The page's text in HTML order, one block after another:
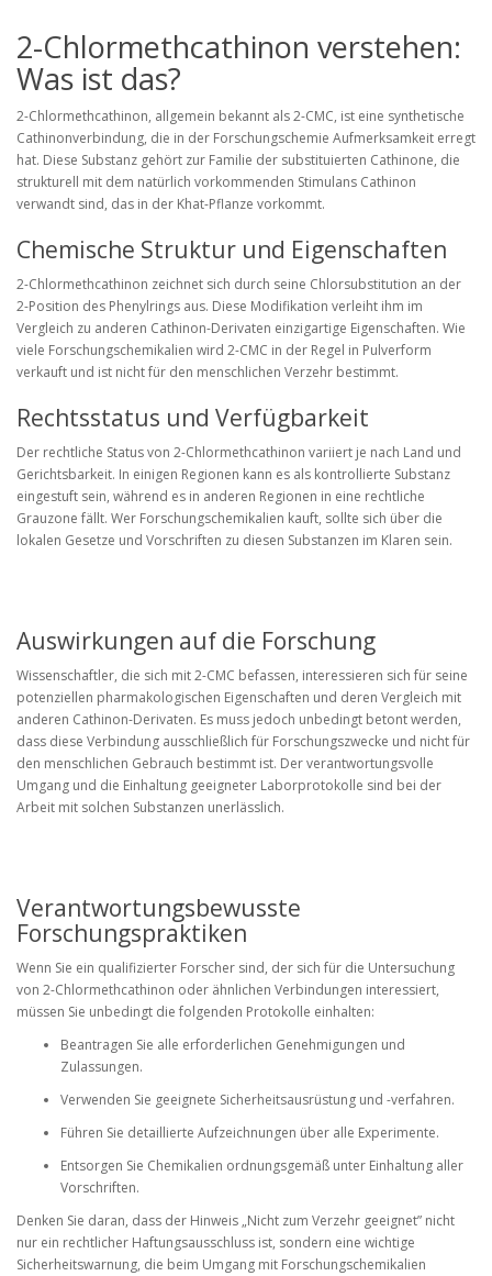
2-Chlormethcathinon verstehen:
Was ist das?
2-Chlormethcathinon, allgemein bekannt als 2-CMC, ist eine synthetische
Cathinonverbindung, die in der Forschungschemie Aufmerksamkeit erregt
hat. Diese Substanz gehört zur Familie der substituierten Cathinone, die
strukturell mit dem natürlich vorkommenden Stimulans Cathinon
verwandt sind, das in der Khat-Pflanze vorkommt.
Chemische Struktur und Eigenschaften
2-Chlormethcathinon zeichnet sich durch seine Chlorsubstitution an der
2-Position des Phenylrings aus. Diese Modifikation verleiht ihm im
Vergleich zu anderen Cathinon-Derivaten einzigartige Eigenschaften. Wie
viele Forschungschemikalien wird 2-CMC in der Regel in Pulverform
verkauft und ist nicht für den menschlichen Verzehr bestimmt.
Rechtsstatus und Verfügbarkeit
Der rechtliche Status von 2-Chlormethcathinon variiert je nach Land und
Gerichtsbarkeit. In einigen Regionen kann es als kontrollierte Substanz
eingestuft sein, während es in anderen Regionen in eine rechtliche
Grauzone fällt. Wer Forschungschemikalien kauft, sollte sich über die
lokalen Gesetze und Vorschriften zu diesen Substanzen im Klaren sein.
Auswirkungen auf die Forschung
Wissenschaftler, die sich mit 2-CMC befassen, interessieren sich für seine
potenziellen pharmakologischen Eigenschaften und deren Vergleich mit
anderen Cathinon-Derivaten. Es muss jedoch unbedingt betont werden,
dass diese Verbindung ausschließlich für Forschungszwecke und nicht für
den menschlichen Gebrauch bestimmt ist. Der verantwortungsvolle
Umgang und die Einhaltung geeigneter Laborprotokolle sind bei der
Arbeit mit solchen Substanzen unerlässlich.
Verantwortungsbewusste
Forschungspraktiken
Wenn Sie ein qualifizierter Forscher sind, der sich für die Untersuchung
von 2-Chlormethcathinon oder ähnlichen Verbindungen interessiert,
müssen Sie unbedingt die folgenden Protokolle einhalten:
Beantragen Sie alle erforderlichen Genehmigungen und
Zulassungen.
Verwenden Sie geeignete Sicherheitsausrüstung und -verfahren.
Führen Sie detaillierte Aufzeichnungen über alle Experimente.
Entsorgen Sie Chemikalien ordnungsgemäß unter Einhaltung aller
Vorschriften.
Denken Sie daran, dass der Hinweis „Nicht zum Verzehr geeignet” nicht
nur ein rechtlicher Haftungsausschluss ist, sondern eine wichtige
Sicherheitswarnung, die beim Umgang mit Forschungschemikalien